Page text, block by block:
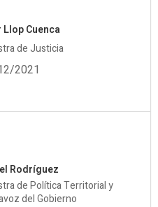
Llop Cuenca
de Justicia
2021
Rodríguez
de Política Territorial y
del Gobierno